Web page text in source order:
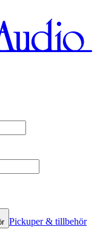
Pickuper & tillbehör